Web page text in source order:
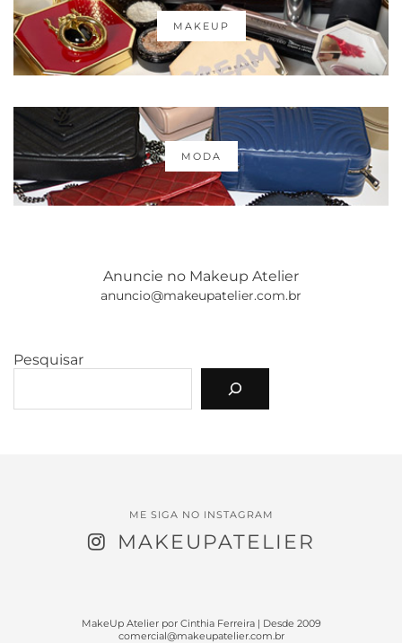
MAKEUP
MODA
Anuncie no Makeup Atelier
anuncio@makeupatelier.com.br
Pesquisar
ME SIGA NO INSTAGRAM
MAKEUPATELIER
MakeUp Atelier por Cinthia Ferreira | Desde 2009
comercial@makeupatelier.com.br